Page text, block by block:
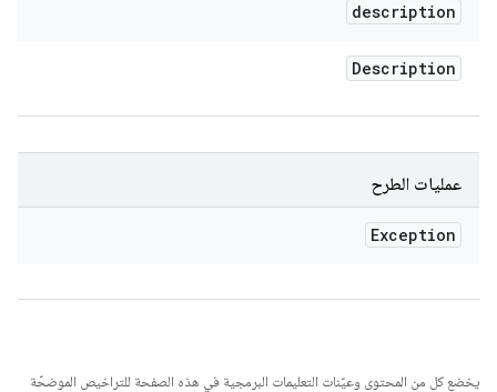
description
Description
عمليات الطرح
Exception
يخضع كل من المحتوى وعيّنات التعليمات البرمجية في هذه الصفحة للتراخيص الموضحّة